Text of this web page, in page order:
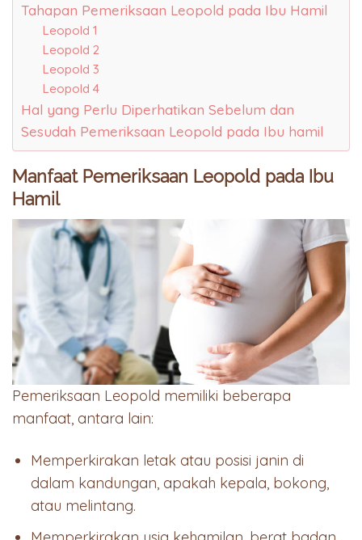
Tahapan Pemeriksaan Leopold pada Ibu Hamil
Leopold 1
Leopold 2
Leopold 3
Leopold 4
Hal yang Perlu Diperhatikan Sebelum dan
Sesudah Pemeriksaan Leopold pada Ibu hamil
Manfaat Pemeriksaan Leopold pada Ibu
Hamil
Pemeriksaan Leopold memiliki beberapa
manfaat, antara lain:
Memperkirakan letak atau posisi janin di
dalam kandungan, apakah kepala, bokong,
atau melintang.